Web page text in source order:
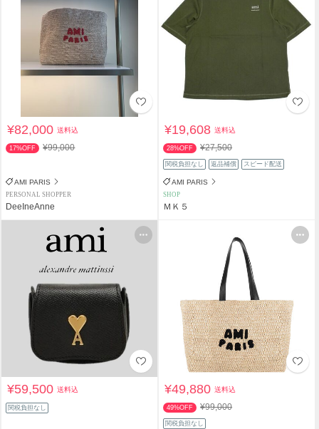
¥82,000送料込
17%OFF ¥99,000
AMI PARIS
PERSONAL SHOPPER
DeeIneAnne
¥19,608送料込
28%OFF ¥27,500
関税負担なし 返品補償 スピード配送
AMI PARIS
SHOP
ＭＫ５
¥59,500送料込
関税負担なし
¥49,880送料込
49%OFF ¥99,000
関税負担なし